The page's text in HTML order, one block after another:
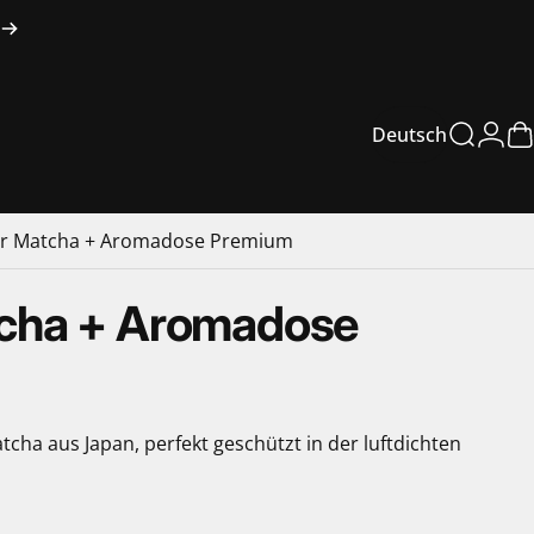
Deutsch Suche
Matcha + Aromadose Premium
+ Aromadose
aus Japan, perfekt geschützt in der luftdichten